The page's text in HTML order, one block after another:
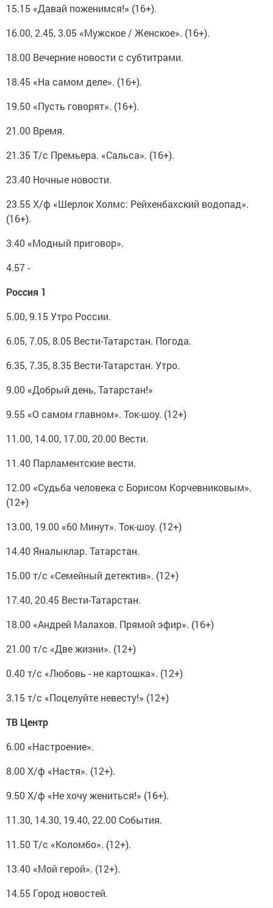
15.15 «Давай поженимся!» (16+).
16.00, 2.45, 3.05 «Мужское / Женское». (16+).
18.00 Вечерние новости с субтитрами.
18.45 «На самом деле». (16+).
19.50 «Пусть говорят». (16+).
21.00 Время.
21.35 Т/с Премьера. «Сальса». (16+).
23.40 Ночные новости.
23.55 Х/ф «Шерлок Холмс: Рейхенбахский водопад».
(16+).
3.40 «Модный приговор».
4.57 -
Россия 1
5.00, 9.15 Утро России.
6.05, 7.05, 8.05 Вести-Татарстан. Погода.
6.35, 7.35, 8.35 Вести-Татарстан. Утро.
9.00 «Добрый день, Татарстан!»
9.55 «О самом главном». Ток-шоу. (12+)
11.00, 14.00, 17.00, 20.00 Вести.
11.40 Парламентские вести.
12.00 «Судьба человека с Борисом Корчевниковым».
(12+)
13.00, 19.00 «60 Минут». Ток-шоу. (12+)
14.40 Яналыклар. Татарстан.
15.00 т/с «Семейный детектив». (12+)
17.40, 20.45 Вести-Татарстан.
18.00 «Андрей Малахов. Прямой эфир». (16+)
21.00 т/с «Две жизни». (12+)
0.40 т/с «Любовь - не картошка». (12+)
3.15 т/с «Поцелуйте невесту!» (12+)
ТВ Центр
6.00 «Настроение».
8.00 Х/ф «Настя». (12+).
9.50 Х/ф «Не хочу жениться!» (16+).
11.30, 14.30, 19.40, 22.00 События.
11.50 Т/с «Коломбо». (12+).
13.40 «Мой герой». (12+).
14.55 Город новостей.